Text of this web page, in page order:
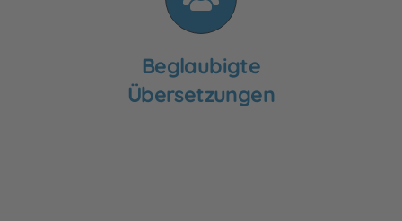
Beglaubigte
Übersetzungen